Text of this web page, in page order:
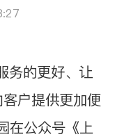
务的更好、让
户提供更加便
在公众号《上